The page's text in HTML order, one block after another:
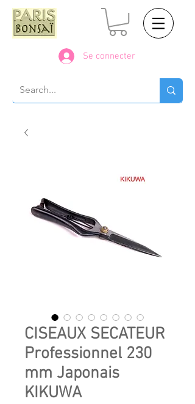
Se connecter
CISEAUX SECATEUR
Professionnel 230
mm Japonais
KIKUWA